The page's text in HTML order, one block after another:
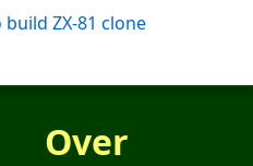
ZX-81 clone
Over